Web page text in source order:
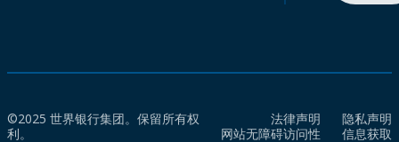
©2025 世界银行集团。保留所有权
利。
法律声明
隐私声明
网站无障碍访问性
信息获取